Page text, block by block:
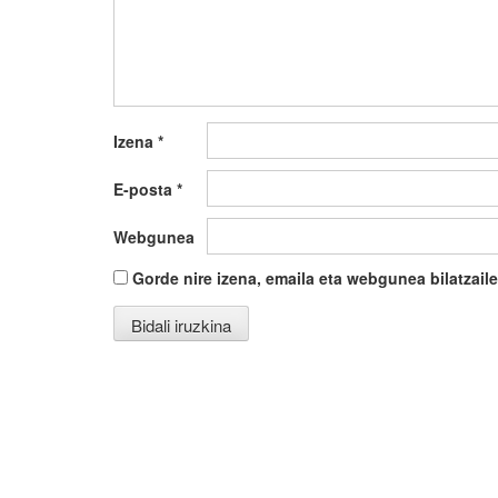
Izena *
E-posta *
Webgunea
Gorde nire izena, emaila eta webgunea